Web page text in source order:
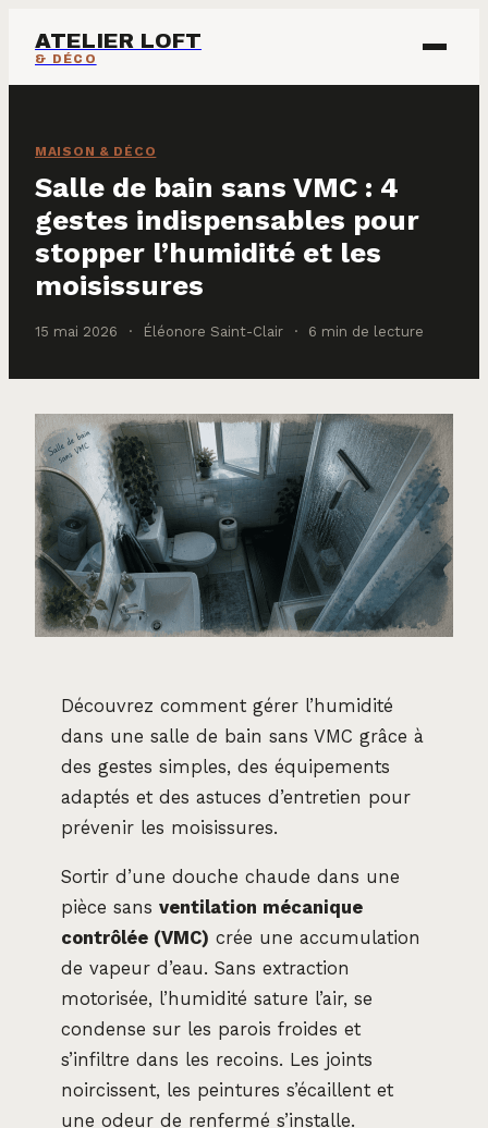
ATELIER LOFT
& DÉCO
IMMOBILIER
MAISON & DÉCO
MAISON & DÉCO
Salle de bain sans VMC : 4
gestes indispensables pour
stopper l’humidité et les
moisissures
15 mai 2026 · Éléonore Saint-Clair · 6 min de lecture
Découvrez comment gérer l’humidité
dans une salle de bain sans VMC grâce à
des gestes simples, des équipements
adaptés et des astuces d’entretien pour
prévenir les moisissures.
Sortir d’une douche chaude dans une
pièce sans ventilation mécanique
contrôlée (VMC) crée une accumulation
de vapeur d’eau. Sans extraction
motorisée, l’humidité sature l’air, se
condense sur les parois froides et
s’infiltre dans les recoins. Les joints
noircissent, les peintures s’écaillent et
une odeur de renfermé s’installe.